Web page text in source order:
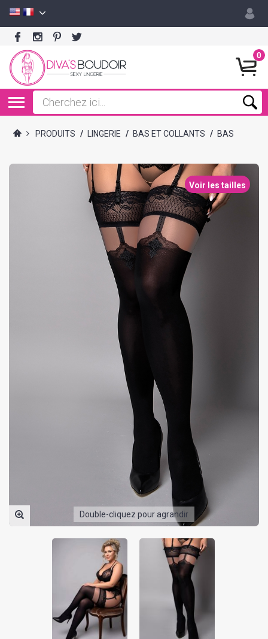
0
PRODUITS / LINGERIE / BAS ET COLLANTS / BAS
Voir les tailles
Double-cliquez pour agrandir